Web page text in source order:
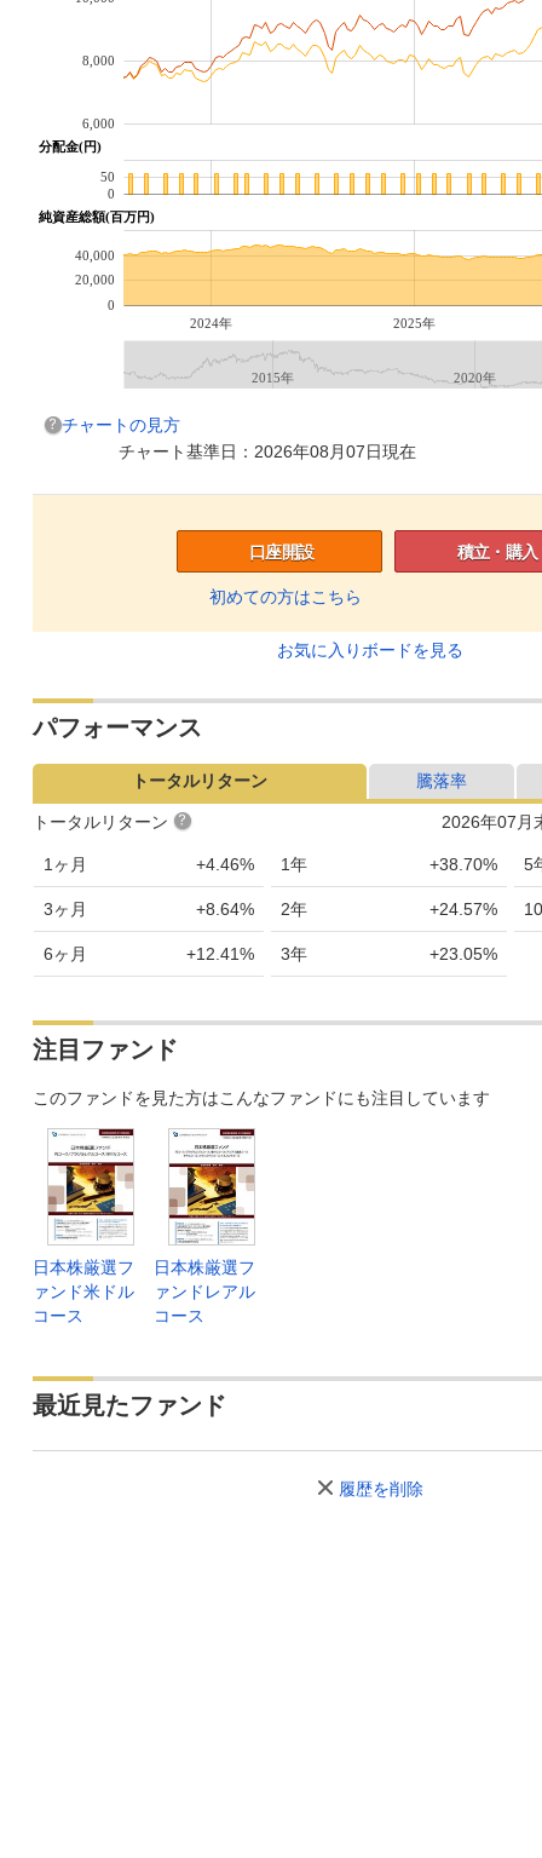
6,000
8,000
分配金(円)
0
50
純資産総額(百万円)
2024年 2025年
0
20,000
40,000
2015年 2020年
チャートの見方
チャート基準日：2026年08月07日現在
口座開設
初めての方はこちら
積立・購入
お気に入りボードを見る
パフォーマンス
トータルリターン 騰落率
2026年07月
トータルリターン
1ヶ月 +4.46%
3ヶ月 +8.64%
6ヶ月 +12.41%
1年 +38.70%
2年 +24.57%
3年 +23.05%
5
注目ファンド
このファンドを見た方はこんなファンドにも注目しています
日本株厳選フ
ァンド米ドル
コース
日本株厳選フ
ァンドレアル
コース
最近見たファンド
履歴を削除